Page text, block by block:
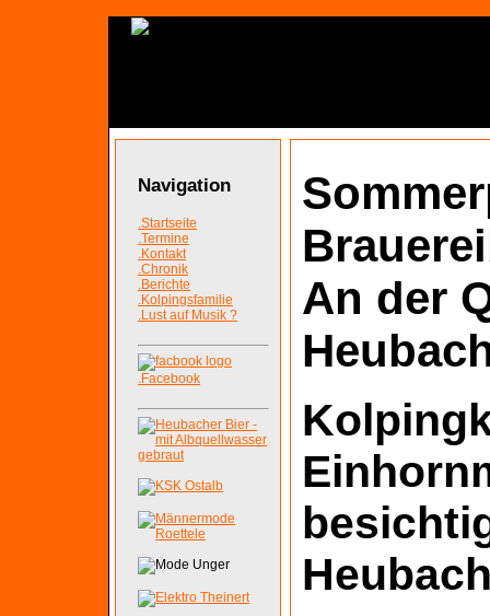
Navigation
.Startseite
.Termine
.Kontakt
.Chronik
.Berichte
.Kolpingsfamilie
.Lust auf Musik ?
.Facebook
An der